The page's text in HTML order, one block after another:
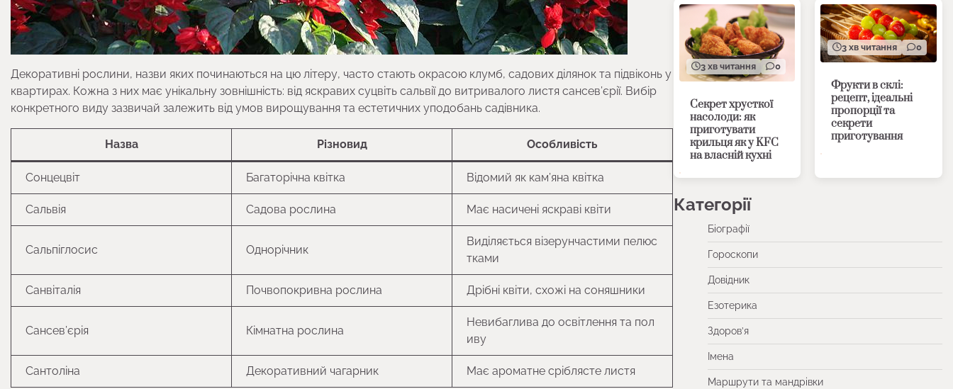
Декоративні рослини, назви яких починаються на цю літеру, часто стають окрасою клумб, садових ділянок та підвіконь у
квартирах. Кожна з них має унікальну зовнішність: від яскравих суцвіть сальвії до витривалого листя сансев’єрії. Вибір
конкретного виду зазвичай залежить від умов вирощування та естетичних уподобань садівника.
Назва Різновид Особливість
Сонцецвіт Багаторічна квітка Відомий як кам’яна квітка
Сальвія Садова рослина Має насичені яскраві квіти
Сальпіглосис Однорічник
Виділяється візерунчастими пелюс
тками
Санвіталія Почвопокривна рослина Дрібні квіти, схожі на соняшники
Сансев’єрія Кімнатна рослина
Невибаглива до освітлення та пол
иву
Сантоліна Декоративний чагарник Має ароматне сріблясте листя
3 хв читання 0
Секрет хрусткої
насолоди: як
приготувати
крильця як у KFC
на власній кухні
3 хв читання 0
Фрукти в склі:
рецепт, ідеальні
пропорції та
секрети
приготування
Категорії
Біографії
Гороскопи
Довідник
Езотерика
Здоров’я
Імена
Маршрути та мандрівки